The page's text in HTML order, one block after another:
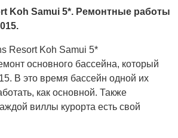
Koh Samui 5*. Ремонтные работы
Resort Koh Samui 5*
основного бассейна, который
В это время бассейн одной их
как основной. Также
виллы курорта есть свой